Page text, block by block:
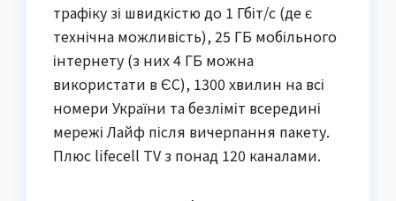
трафіку зі швидкістю до 1 Гбіт/с (де є
технічна можливість), 25 ГБ мобільного
інтернету (з них 4 ГБ можна
використати в ЄС), 1300 хвилин на всі
номери України та безліміт всередині
мережі Лайф після вичерпання пакету.
Плюс lifecell TV з понад 120 каналами.